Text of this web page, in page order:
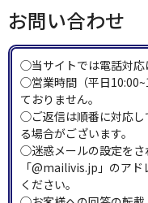
お問い合わせ
◯当サイトでは電話対応
◯営業時間（平日
ておりません。
◯ご返信は順番に対応し
る場合がございます。
◯迷惑メールの設定をさ
「@mailivis.jp」のア
ください。